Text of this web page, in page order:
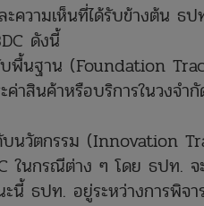
ความเห็นที่ได้รับข้างต้น ธ
ดังนี้
พื้นฐาน (Foundation
ค่าสินค้าหรือบริการในวงจ
นวัตกรรม (Innovation
ในกรณีต่าง ๆ โดย ธปท. จะ
ธปท. อยู่ระหว่างการพิจา